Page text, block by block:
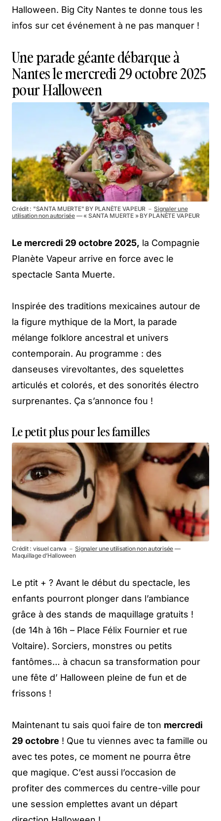
Halloween. Big City Nantes te donne tous les
infos sur cet événement à ne pas manquer !
Une parade géante débarque à
Nantes le mercredi 29 octobre 2025
pour Halloween
Crédit : "SANTA MUERTE" BY PLANÈTE VAPEUR －Signaler une
utilisation non autorisée — « SANTA MUERTE » BY PLANÈTE VAPEUR
Le mercredi 29 octobre 2025, la Compagnie
Planète Vapeur arrive en force avec le
spectacle Santa Muerte.
Inspirée des traditions mexicaines autour de
la figure mythique de la Mort, la parade
mélange folklore ancestral et univers
contemporain. Au programme : des
danseuses virevoltantes, des squelettes
articulés et colorés, et des sonorités électro
surprenantes. Ça s’annonce fou !
Le petit plus pour les familles
Crédit : visuel canva －Signaler une utilisation non autorisée —
Maquillage d’Halloween
Le ptit + ? Avant le début du spectacle, les
enfants pourront plonger dans l’ambiance
grâce à des stands de maquillage gratuits !
(de 14h à 16h – Place Félix Fournier et rue
Voltaire). Sorciers, monstres ou petits
fantômes… à chacun sa transformation pour
une fête d’ Halloween pleine de fun et de
frissons !
Maintenant tu sais quoi faire de ton mercredi
29 octobre ! Que tu viennes avec ta famille ou
avec tes potes, ce moment ne pourra être
que magique. C’est aussi l’occasion de
profiter des commerces du centre-ville pour
une session emplettes avant un départ